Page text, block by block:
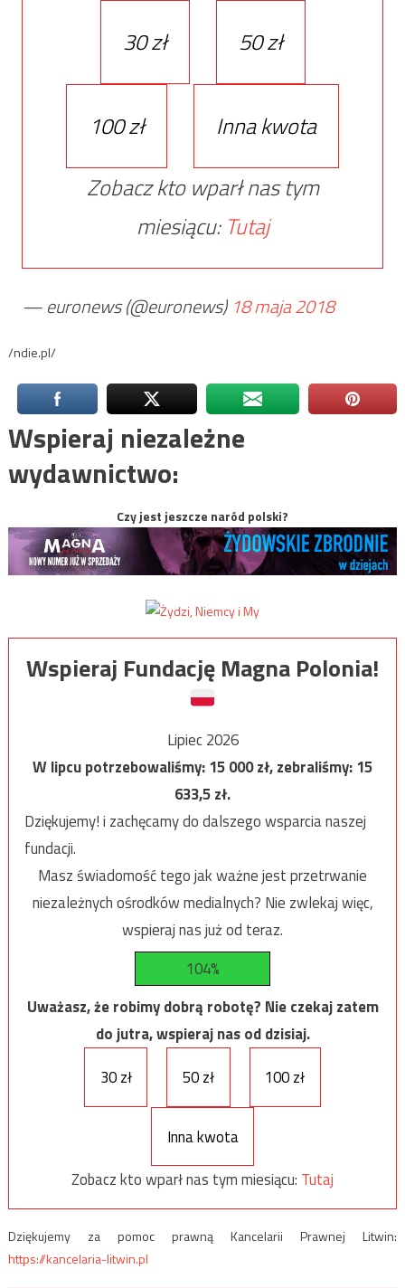
30 zł 50 zł
100 zł
Inna kwota
Zobacz kto wparł nas tym
miesiącu: Tutaj
— euronews (@euronews) 18 maja 2018
/ndie.pl/
Wspieraj niezależne
wydawnictwo:
Czy jest jeszcze naród polski?
Wspieraj Fundację Magna Polonia!
Lipiec 2026
W lipcu potrzebowaliśmy:15 000zł, zebraliśmy:15
633,5zł.
Dziękujemy! i zachęcamy do dalszego wsparcia naszej
fundacji.
Masz świadomość tego jak ważne jest przetrwanie
niezależnych ośrodków medialnych? Nie zwlekaj więc,
wspieraj nas już od teraz.
104%
Uważasz, że robimy dobrą robotę? Nie czekaj zatem
do jutra, wspieraj nas od dzisiaj.
30 zł
50 zł 100 zł
Inna kwota
Zobacz kto wparł nas tym miesiącu: Tutaj
Dziękujemy za pomoc prawną Kancelarii Prawnej Litwin:
https://kancelaria-litwin.pl